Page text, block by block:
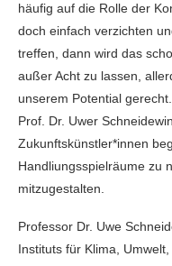
häufig auf die Rolle der
doch einfach verzichten
treffen, dann wird das
außer Acht zu lassen,
unserem Potential
Prof. Dr. Uwer
Zukunftskünstler*innen
Handliungsspielräume zu
mitzugestalten.
Professor Dr. Uwe
Instituts für Klima,